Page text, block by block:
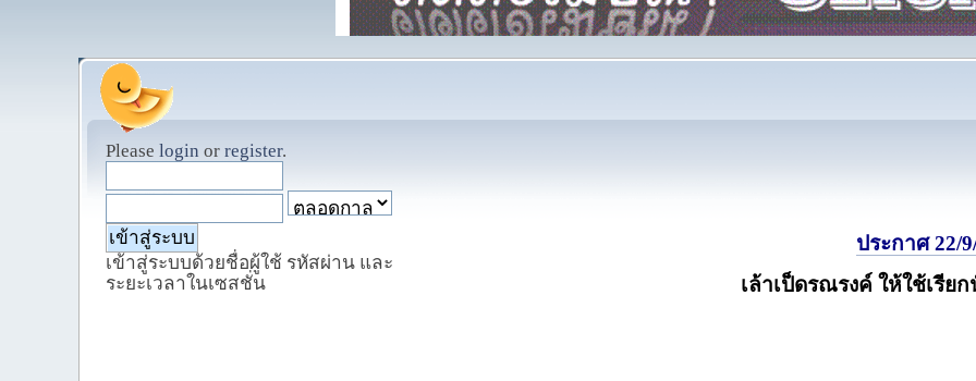
Please login or register.
เข้าสู่ระบบด้วยชื่อผู้ใช้ รหัสผ่าน และ
ระยะเวลาในเซสชั่น
ประกาศ 22/
เล้าเป็ดรณรงค์ ให้ใช้เรีย